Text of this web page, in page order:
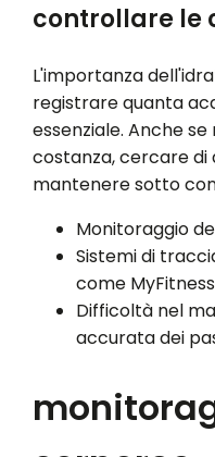
controllare le
L'importanza
registrare quanta
essenziale. Anche
costanza, cercare di
mantenere sotto
Monitoraggio
Sistemi di
come
Difficoltà nel
accurata dei